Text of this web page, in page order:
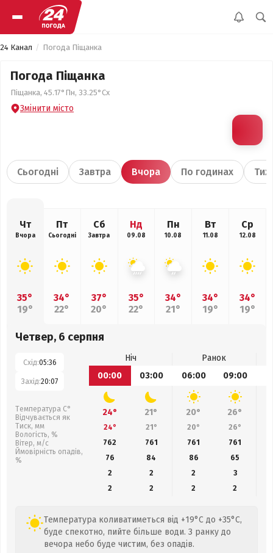
24 Канал Погода Піщанка
Погода Піщанка
Піщанка, 45.17°Пн, 33.25°Сх
Змінити місто
Сьогодні Завтра Вчора По годинах
Чт
Вчора
35°
19°
Пт
Сьогодні
34°
22°
Сб
Завтра
37°
20°
Нд
09.08
35°
22°
Пн
10.08
34°
21°
Вт
11.08
34°
19°
Ср
12.08
34°
19°
Четвер, 6 серпня
Схід:05:36
Захід:20:07
Температура С°
Відчувається як
Тиск, мм
Вологість, %
Вітер, м/с
Ймовірність опадів,
%
Ніч
Ранок
00:00
03:00 06:00 09:00
24° 21° 20° 26°
24° 21° 20° 26°
762
761 761 761
76
84 86 65
2
2 2
3
2
2 2 2
Температура коливатиметься від +19°C до +35°C,
буде спекотно, пийте більше води. З ранку до
вечора небо буде чистим, без опадів.